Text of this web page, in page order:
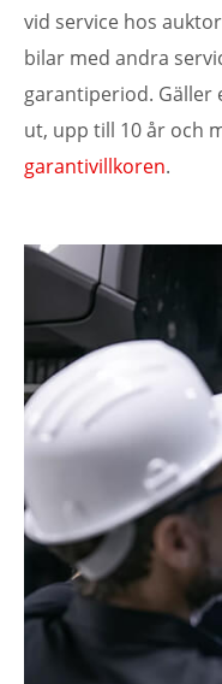
vid service hos
bilar med andra
garantiperiod.
ut, upp till 10 år och
garantivillkoren.